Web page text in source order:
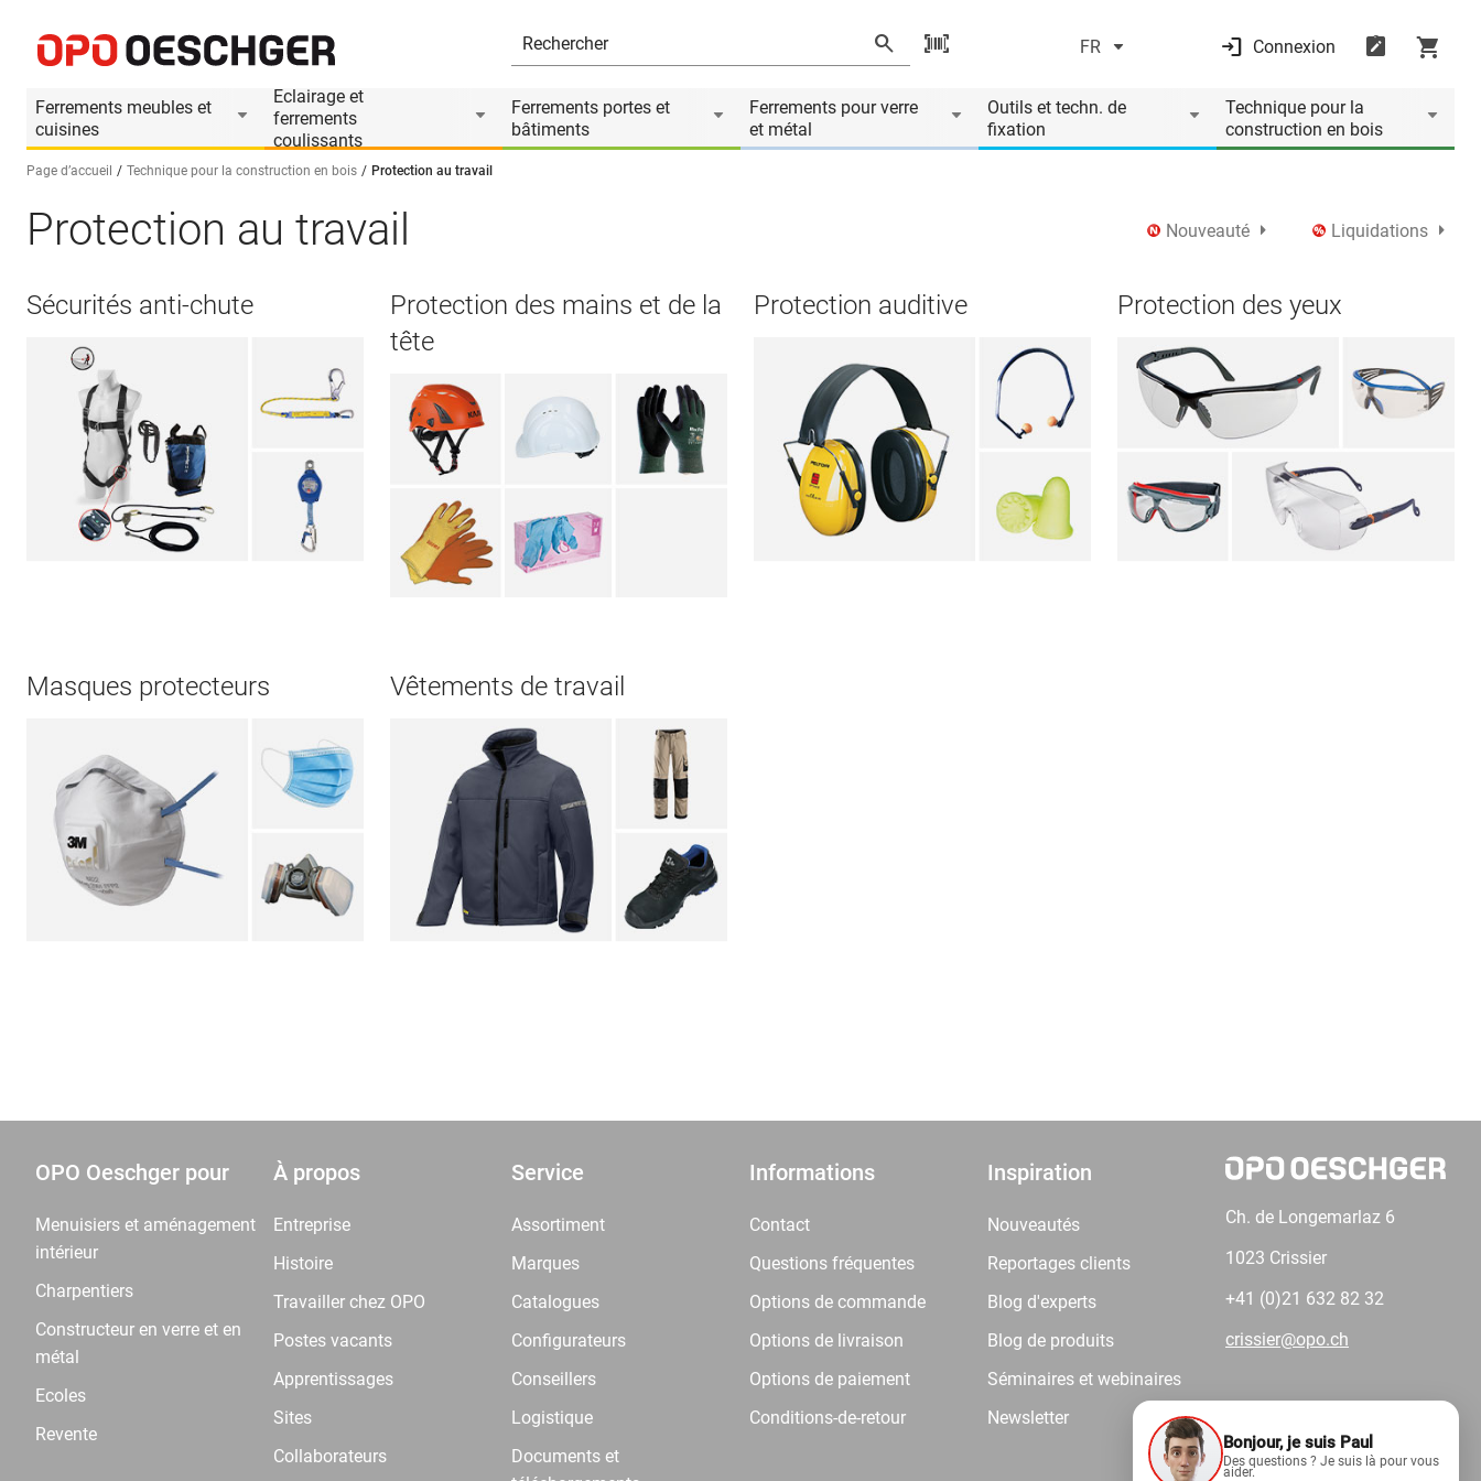
FR Connexion
Ferrements meubles et
cuisines
Eclairage et
ferrements
coulissants
Ferrements portes et
bâtiments
Ferrements pour verre
et métal
Outils et techn. de
fixation
Technique pour la
construction en bois
Sélectionnez une langue (FR)
Page d’accueil Technique pour la construction en bois Protection au travail
Protection au travail Nouveauté Liquidations
Sécurités anti-chute
Protection des mains et de la
tête
Protection auditive Protection des yeux
Masques protecteurs Vêtements de travail
OPO Oeschger pour
Menuisiers et aménagement
intérieur
Charpentiers
Constructeur en verre et en
métal
Ecoles
Revente
À propos
Entreprise
Histoire
Travailler chez OPO
Postes vacants
Apprentissages
Sites
Collaborateurs
Service
Assortiment
Marques
Catalogues
Configurateurs
Conseillers
Logistique
Documents et
Informations
Contact
Questions fréquentes
Options de commande
Options de livraison
Options de paiement
Conditions-de-retour
Inspiration
Nouveautés
Reportages clients
Blog d'experts
Blog de produits
Séminaires et webinaires
Newsletter
Ch. de Longemarlaz 6
1023 Crissier
+41 (0)21 632 82 32
crissier@opo.ch
Comptez sur nous.
Bonjour, je suis Paul
Des questions ? Je suis là pour vous
aider.